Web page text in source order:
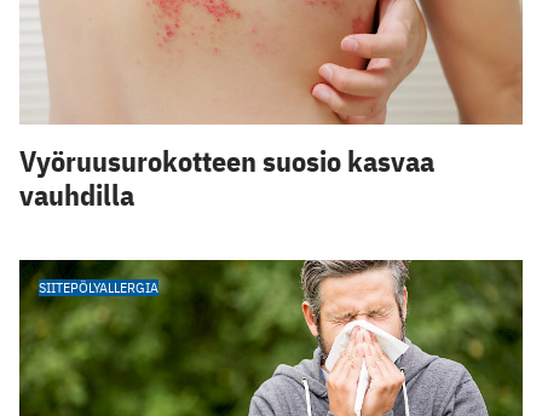
Vyöruusurokotteen suosio kasvaa
vauhdilla
SIITEPÖLYALLERGIA